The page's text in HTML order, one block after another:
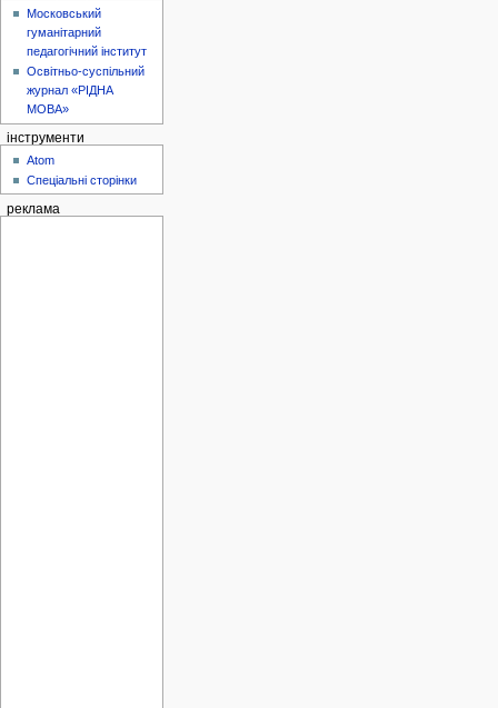
Московський
гуманітарний
педагогічний інститут
Освітньо-суспільний
журнал «РІДНА
МОВА»
інструменти
Atom
Спеціальні сторінки
реклама